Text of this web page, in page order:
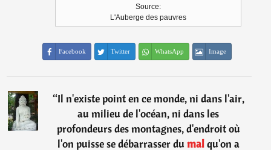
Source:
L'Auberge des pauvres
Facebook Twitter WhatsApp Image
“Il n'existe point en ce monde, ni dans l'air,
au milieu de l'océan, ni dans les
profondeurs des montagnes, d'endroit où
l'on puisse se débarrasser du malqu'on a